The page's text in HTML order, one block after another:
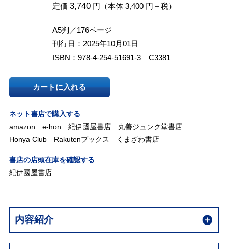
定価 3,740円（本体 3,400 円＋税）
A5判／176ページ
刊行日：2025年10月01日
ISBN：978-4-254-51691-3 C3381
カートに入れる
ネット書店で購入する
amazon
e-hon 紀伊國屋書店
丸善ジュンク堂書店
Honya Club
Rakutenブックス くまざわ書店
書店の店頭在庫を確認する
紀伊國屋書店
内容紹介